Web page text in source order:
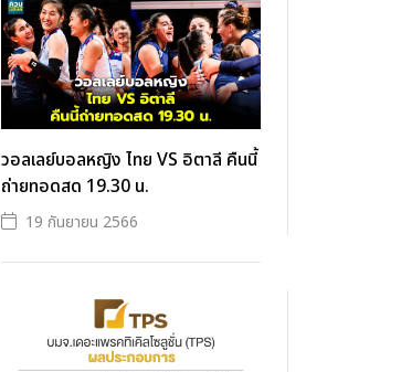
วอลเลย์บอลหญิง ไทย VS อิตาลี คืนนี้
ถ่ายทอดสด 19.30 น.
19 กันยายน 2566